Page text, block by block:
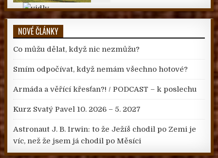
NOVÉ ČLÁNKY
Co můžu dělat, když nic nezmůžu?
Smím odpočívat, když nemám všechno hotové?
Armáda a věřící křesťan?! / PODCAST – k poslechu
Kurz Svatý Pavel 10. 2026 – 5. 2027
Astronaut J. B. Irwin: to že Ježíš chodil po Zemi je
víc, než že jsem já chodil po Měsíci